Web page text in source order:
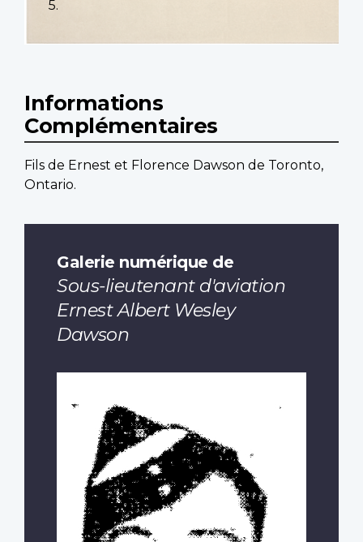
5.
Informations
Complémentaires
Fils de Ernest et Florence Dawson de Toronto,
Ontario.
Galerie numérique de
Sous-lieutenant d'aviation
Ernest Albert Wesley
Dawson